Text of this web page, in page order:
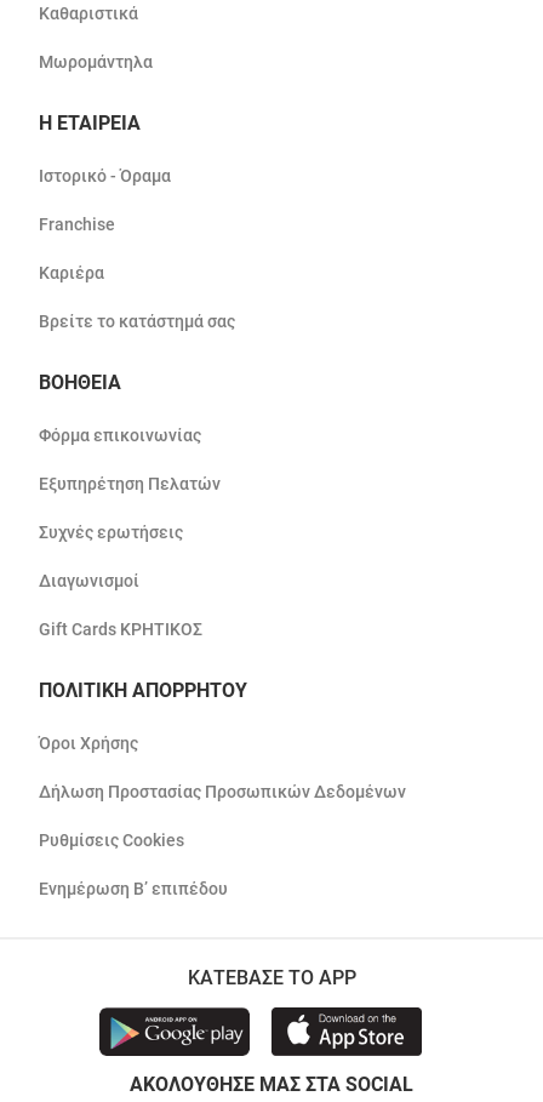
Καθαριστικά
Μωρομάντηλα
Η ΕΤΑΙΡΕΙΑ
Ιστορικό - Όραμα
Franchise
Καριέρα
Βρείτε το κατάστημά σας
ΒΟΗΘΕΙΑ
Φόρμα επικοινωνίας
Εξυπηρέτηση Πελατών
Συχνές ερωτήσεις
Διαγωνισμοί
Gift Cards ΚΡΗΤΙΚΟΣ
ΠΟΛΙΤΙΚΗ ΑΠΟΡΡΗΤΟΥ
Όροι Χρήσης
Δήλωση Προστασίας Προσωπικών Δεδομένων
Ρυθμίσεις Cookies
Ενημέρωση Β’ επιπέδου
ΚΑΤΕΒΑΣΕ ΤΟ APP
ΑΚΟΛΟΥΘΗΣΕ ΜΑΣ ΣΤΑ SOCIAL